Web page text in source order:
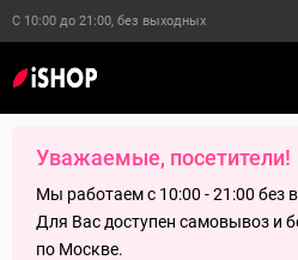
С 10:00 до 21:00, без выходных
Уважаемые, посетители!
Мы работаем с 10:00 - 21:00 без
Для Вас доступен самовывоз и
по Москве.